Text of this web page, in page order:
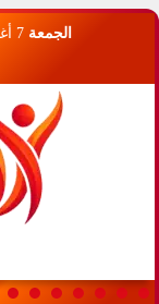
الجمعة 7 أغسطس 2026